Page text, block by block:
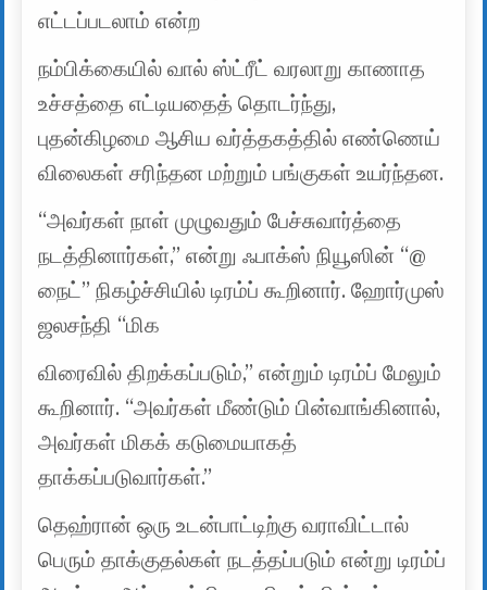
எட்டப்படலாம் என்ற
நம்பிக்கையில் வால் ஸ்ட்ரீட் வரலாறு காணாத
உச்சத்தை எட்டியதைத் தொடர்ந்து,
புதன்கிழமை ஆசிய வர்த்தகத்தில் எண்ணெய்
விலைகள் சரிந்தன மற்றும் பங்குகள் உயர்ந்தன.
“அவர்கள் நாள் முழுவதும் பேச்சுவார்த்தை
நடத்தினார்கள்,” என்று ஃபாக்ஸ் நியூஸின் “@
நைட்” நிகழ்ச்சியில் டிரம்ப் கூறினார். ஹோர்முஸ்
ஜலசந்தி “மிக
விரைவில் திறக்கப்படும்,” என்றும் டிரம்ப் மேலும்
கூறினார். “அவர்கள் மீண்டும் பின்வாங்கினால்,
அவர்கள் மிகக் கடுமையாகத்
தாக்கப்படுவார்கள்.”
தெஹ்ரான் ஒரு உடன்பாட்டிற்கு வராவிட்டால்
பெரும் தாக்குதல்கள் நடத்தப்படும் என்று டிரம்ப்